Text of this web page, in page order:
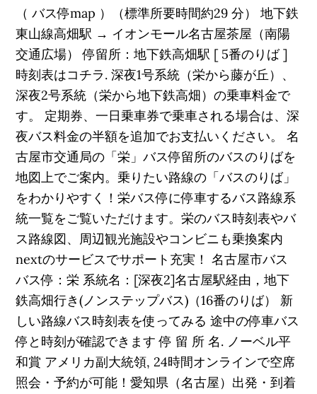
（ バス停map ）（標準所要時間約29 分） 地下鉄
東山線高畑駅 → イオンモール名古屋茶屋（南陽
交通広場） 停留所：地下鉄高畑駅 [ 5番のりば ]
時刻表はコチラ. 深夜1号系統（栄から藤が丘）、
深夜2号系統（栄から地下鉄高畑）の乗車料金で
す。 定期券、一日乗車券で乗車される場合は、深
夜バス料金の半額を追加でお支払いください。 名
古屋市交通局の「栄」バス停留所のバスのりばを
地図上でご案内。乗りたい路線の「バスのりば」
をわかりやすく！栄バス停に停車するバス路線系
統一覧をご覧いただけます。栄のバス時刻表やバ
ス路線図、周辺観光施設やコンビニも乗換案内
nextのサービスでサポート充実！ 名古屋市バス
バス停：栄 系統名：[深夜2]名古屋駅経由，地下
鉄高畑行き(ノンステップバス)（16番のりば） 新
しい路線バス時刻表を使ってみる 途中の停車バス
停と時刻が確認できます 停 留 所 名. ノーベル平
和賞 アメリカ副大統領, 24時間オンラインで空席
照会・予約が可能！愛知県（名古屋）出発・到着